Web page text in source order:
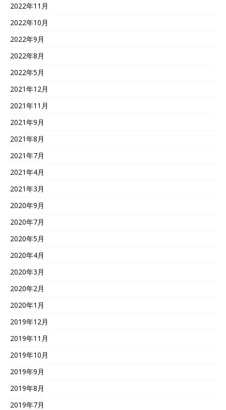
2022年11月
2022年10月
2022年9月
2022年8月
2022年5月
2021年12月
2021年11月
2021年9月
2021年8月
2021年7月
2021年4月
2021年3月
2020年9月
2020年7月
2020年5月
2020年4月
2020年3月
2020年2月
2020年1月
2019年12月
2019年11月
2019年10月
2019年9月
2019年8月
2019年7月